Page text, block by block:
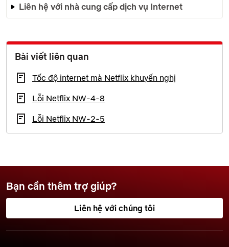
Liên hệ với nhà cung cấp dịch vụ Internet
Bài viết liên quan
Tốc độ internet mà Netflix khuyến nghị
Lỗi Netflix NW-4-8
Lỗi Netflix NW-2-5
Bạn cần thêm trợ giúp?
Liên hệ với chúng tôi